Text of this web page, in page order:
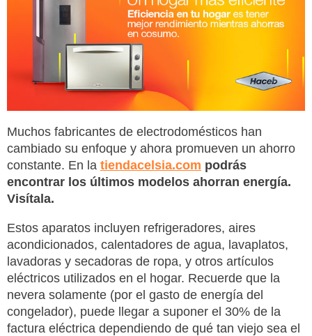
Muchos fabricantes de electrodomésticos han
cambiado su enfoque y ahora promueven un ahorro
constante. En la tiendacelsia.com podrás
encontrar los últimos modelos ahorran energía.
Visítala.
Estos aparatos incluyen refrigeradores, aires
acondicionados, calentadores de agua, lavaplatos,
lavadoras y secadoras de ropa, y otros artículos
eléctricos utilizados en el hogar. Recuerde que la
nevera solamente (por el gasto de energía del
congelador), puede llegar a suponer el 30% de la
factura eléctrica dependiendo de qué tan viejo sea el